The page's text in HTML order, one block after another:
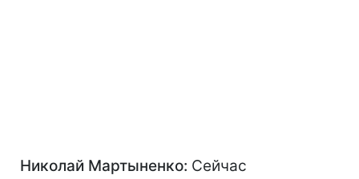
Николай Мартыненко: Сейчас